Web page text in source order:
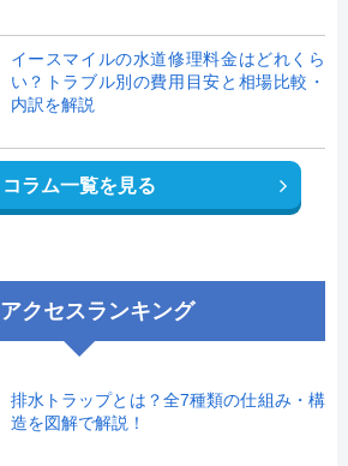
イースマイルの水道修理料金はどれくら
い？トラブル別の費用目安と相場比較・
内訳を解説
コラム一覧を見る
アクセスランキング
排水トラップとは？全7種類の仕組み・構
造を図解で解説！